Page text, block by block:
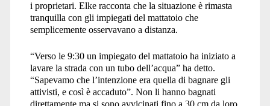
i proprietari. Elke racconta che la situazione è rimasta
tranquilla con gli impiegati del mattatoio che
semplicemente osservavano a distanza.
“Verso le 9:30 un impiegato del mattatoio ha iniziato a
lavare la strada con un tubo dell’acqua” ha detto.
“Sapevamo che l’intenzione era quella di bagnare gli
attivisti, e così è accaduto”. Non li hanno bagnati